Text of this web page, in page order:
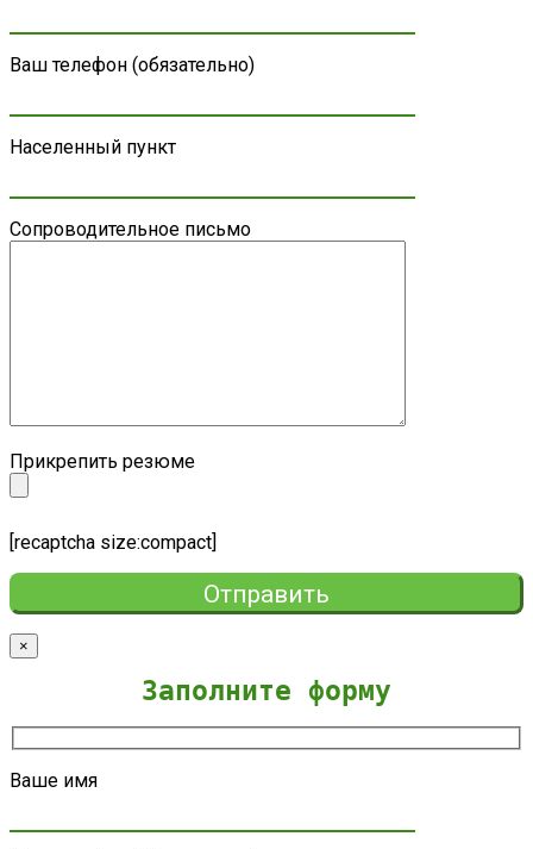
Ваш телефон (обязательно)
Населенный пункт
Сопроводительное письмо
Прикрепить резюме
[recaptcha size:compact]
×
Заполните форму
Ваше имя